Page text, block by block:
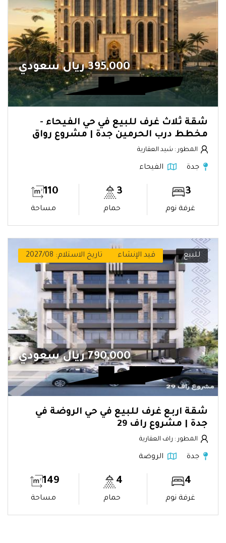
395,000 ريال سعودي
شقة ثلاث غرف للبيع في حي الفيحاء -
مخطط درب الحرمين جدة | مشروع رواق
المطور : شيد العقارية
جدة الفيحاء
3
غرفة نوم
3
حمام
110
مساحة
للبيع قيد الإنشاء تاريخ الاستلام: 2027/08
790,000 ريال سعودي
شقة اربع غرف للبيع في حي الروضة في
جدة | مشروع راف 29
المطور : راف العقارية
جدة الروضة
4
غرفة نوم
4
حمام
149
مساحة